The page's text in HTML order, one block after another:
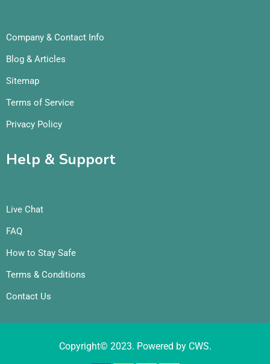
Company & Contact Info
Blog & Articles
Sitemap
Terms of Service
Privacy Policy
Help & Support
Live Chat
FAQ
How to Stay Safe
Terms & Conditions
Contact Us
Copyright© 2023. Powered by CWS.